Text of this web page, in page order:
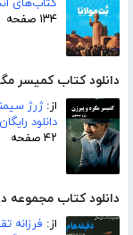
کتاب‌های
۱۳۴ صفحه
دانلود کتاب کمیسر
از:ژرژ
دانلود
۴۲ صفحه
دانلود کتاب مجموعه
از: فرزانه